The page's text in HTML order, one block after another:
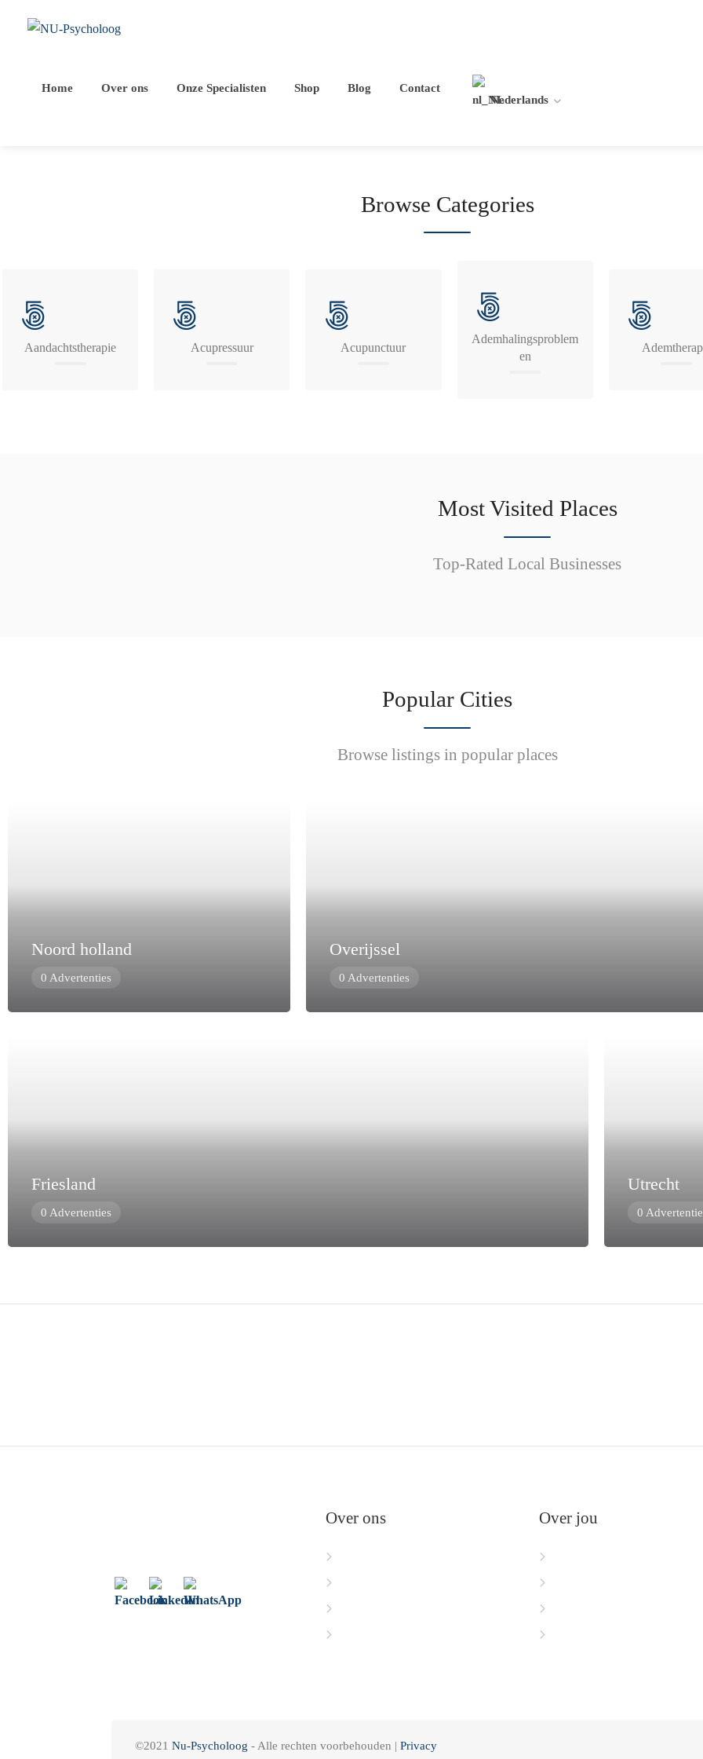
Home Over ons Onze Specialisten Shop Blog
Contact
Nederlands
Browse Categories
Aandachtstherapie Acupressuur Acupunctuur
Ademhalingsproblem
en
Most Visited Places
Top-Rated Local Businesses
Popular Cities
Browse listings in popular places
Noord holland
0 Advertenties
Overijssel
0 Advertenties
Friesland
0 Advertenties
Utrecht
0
Over ons Over jou
©2021 Nu-Psycholoog - Alle rechten voorbehouden | Privacy